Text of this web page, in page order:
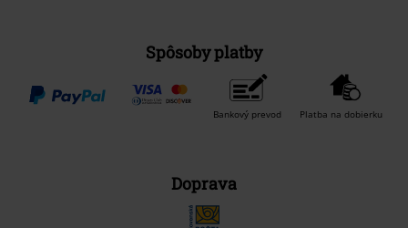
Spôsoby platby
Bankový prevod Platba na dobierku
Doprava